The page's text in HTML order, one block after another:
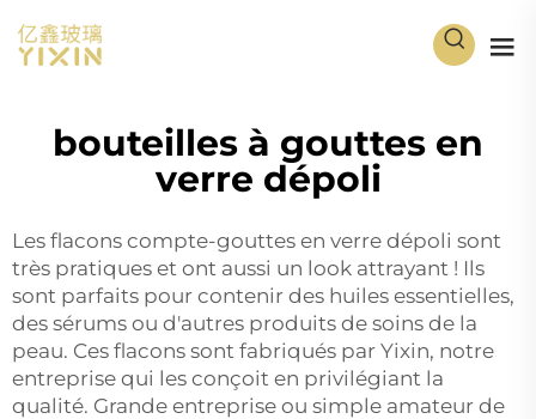
bouteilles à gouttes en
verre dépoli
Les flacons compte-gouttes en verre dépoli sont
très pratiques et ont aussi un look attrayant ! Ils
sont parfaits pour contenir des huiles essentielles,
des sérums ou d'autres produits de soins de la
peau. Ces flacons sont fabriqués par Yixin, notre
entreprise qui les conçoit en privilégiant la
qualité. Grande entreprise ou simple amateur de